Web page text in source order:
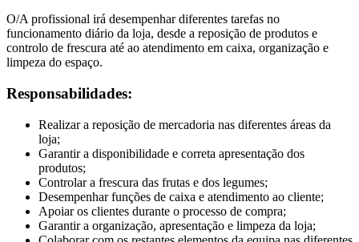
O/A profissional irá desempenhar diferentes tarefas no
funcionamento diário da loja, desde a reposição de produtos e
controlo de frescura até ao atendimento em caixa, organização e
limpeza do espaço.
Responsabilidades:
Realizar a reposição de mercadoria nas diferentes áreas da
loja;
Garantir a disponibilidade e correta apresentação dos
produtos;
Controlar a frescura das frutas e dos legumes;
Desempenhar funções de caixa e atendimento ao cliente;
Apoiar os clientes durante o processo de compra;
Garantir a organização, apresentação e limpeza da loja;